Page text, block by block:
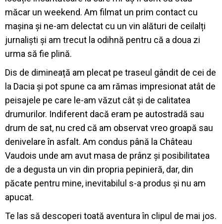
măcar un weekend. Am filmat un prim contact cu
mașina și ne-am delectat cu un vin alături de ceilalți
jurnaliști și am trecut la odihnă pentru că a doua zi
urma să fie plină.
Dis de dimineață am plecat pe traseul gândit de cei de
la Dacia și pot spune ca am rămas impresionat atât de
peisajele pe care le-am văzut cât și de calitatea
drumurilor. Indiferent dacă eram pe autostradă sau
drum de sat, nu cred că am observat vreo groapă sau
denivelare în asfalt. Am condus până la Château
Vaudois unde am avut masa de prânz și posibilitatea
de a degusta un vin din propria pepinieră, dar, din
păcate pentru mine, inevitabilul s-a produs și nu am
apucat.
Te las să descoperi toată aventura în clipul de mai jos.